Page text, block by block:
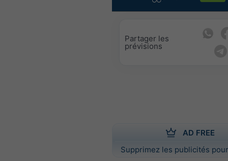
Partager les
prévisions
AD FREE
Supprimez les publicités